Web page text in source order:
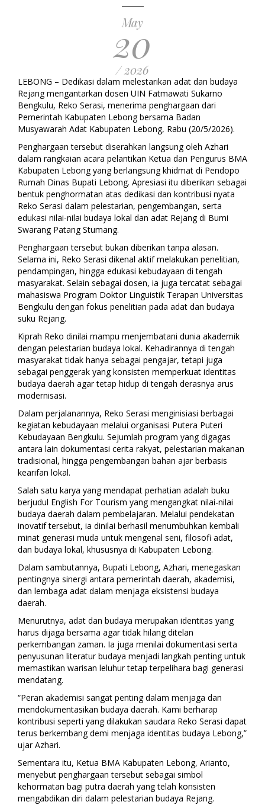
May
20
/ 2026
LEBONG – Dedikasi dalam melestarikan adat dan budaya
Rejang mengantarkan dosen UIN Fatmawati Sukarno
Bengkulu, Reko Serasi, menerima penghargaan dari
Pemerintah Kabupaten Lebong bersama Badan
Musyawarah Adat Kabupaten Lebong, Rabu (20/5/2026).
Penghargaan tersebut diserahkan langsung oleh Azhari
dalam rangkaian acara pelantikan Ketua dan Pengurus BMA
Kabupaten Lebong yang berlangsung khidmat di Pendopo
Rumah Dinas Bupati Lebong. Apresiasi itu diberikan sebagai
bentuk penghormatan atas dedikasi dan kontribusi nyata
Reko Serasi dalam pelestarian, pengembangan, serta
edukasi nilai-nilai budaya lokal dan adat Rejang di Bumi
Swarang Patang Stumang.
Penghargaan tersebut bukan diberikan tanpa alasan.
Selama ini, Reko Serasi dikenal aktif melakukan penelitian,
pendampingan, hingga edukasi kebudayaan di tengah
masyarakat. Selain sebagai dosen, ia juga tercatat sebagai
mahasiswa Program Doktor Linguistik Terapan Universitas
Bengkulu dengan fokus penelitian pada adat dan budaya
suku Rejang.
Kiprah Reko dinilai mampu menjembatani dunia akademik
dengan pelestarian budaya lokal. Kehadirannya di tengah
masyarakat tidak hanya sebagai pengajar, tetapi juga
sebagai penggerak yang konsisten memperkuat identitas
budaya daerah agar tetap hidup di tengah derasnya arus
modernisasi.
Dalam perjalanannya, Reko Serasi menginisiasi berbagai
kegiatan kebudayaan melalui organisasi Putera Puteri
Kebudayaan Bengkulu. Sejumlah program yang digagas
antara lain dokumentasi cerita rakyat, pelestarian makanan
tradisional, hingga pengembangan bahan ajar berbasis
kearifan lokal.
Salah satu karya yang mendapat perhatian adalah buku
berjudul English For Tourism yang mengangkat nilai-nilai
budaya daerah dalam pembelajaran. Melalui pendekatan
inovatif tersebut, ia dinilai berhasil menumbuhkan kembali
minat generasi muda untuk mengenal seni, filosofi adat,
dan budaya lokal, khususnya di Kabupaten Lebong.
Dalam sambutannya, Bupati Lebong, Azhari, menegaskan
pentingnya sinergi antara pemerintah daerah, akademisi,
dan lembaga adat dalam menjaga eksistensi budaya
daerah.
Menurutnya, adat dan budaya merupakan identitas yang
harus dijaga bersama agar tidak hilang ditelan
perkembangan zaman. Ia juga menilai dokumentasi serta
penyusunan literatur budaya menjadi langkah penting untuk
memastikan warisan leluhur tetap terpelihara bagi generasi
mendatang.
“Peran akademisi sangat penting dalam menjaga dan
mendokumentasikan budaya daerah. Kami berharap
kontribusi seperti yang dilakukan saudara Reko Serasi dapat
terus berkembang demi menjaga identitas budaya Lebong,”
ujar Azhari.
Sementara itu, Ketua BMA Kabupaten Lebong, Arianto,
menyebut penghargaan tersebut sebagai simbol
kehormatan bagi putra daerah yang telah konsisten
mengabdikan diri dalam pelestarian budaya Rejang.